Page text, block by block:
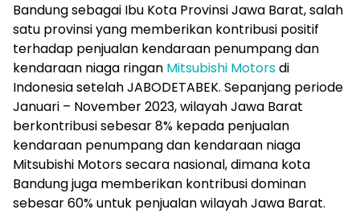
Bandung sebagai Ibu Kota Provinsi Jawa Barat, salah
satu provinsi yang memberikan kontribusi positif
terhadap penjualan kendaraan penumpang dan
kendaraan niaga ringan Mitsubishi Motorsdi
Indonesia setelah JABODETABEK. Sepanjang periode
Januari – November 2023, wilayah Jawa Barat
berkontribusi sebesar 8% kepada penjualan
kendaraan penumpang dan kendaraan niaga
Mitsubishi Motors secara nasional, dimana kota
Bandung juga memberikan kontribusi dominan
sebesar 60% untuk penjualan wilayah Jawa Barat.